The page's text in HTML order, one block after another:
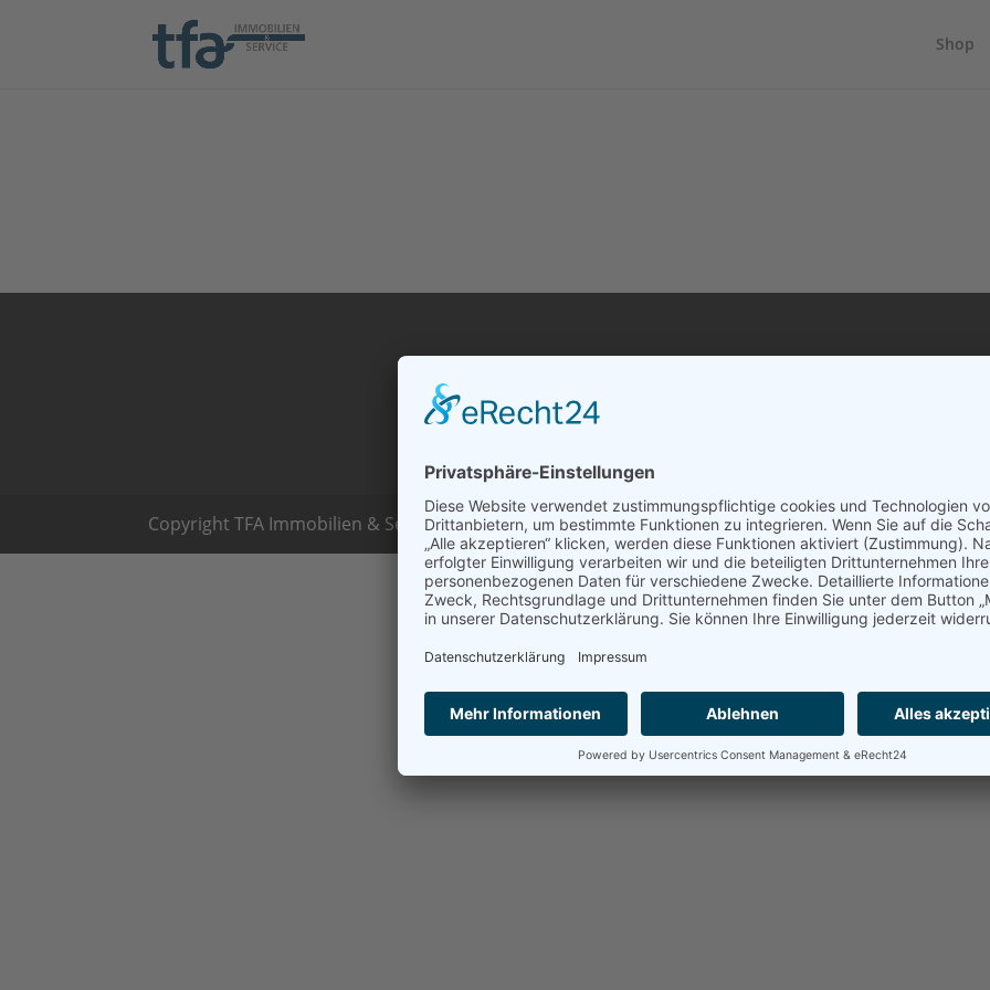
Shop
Copyright TFA Immobilien & Service GmbH |Impressum| Datenschutzerklärung